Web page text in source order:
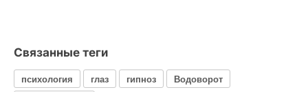
Связанные теги
психология глаз гипноз
Водоворот